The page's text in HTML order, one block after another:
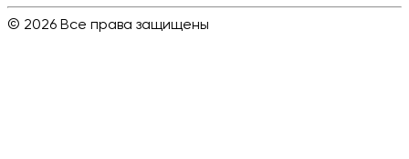
© 2026 Все права защищены